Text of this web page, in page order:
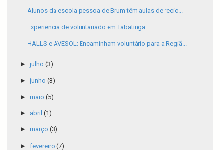
Alunos da escola pessoa de Brum têm aulas de recic...
Experiência de voluntariado em Tabatinga.
HALLS e AVESOL: Encaminham voluntário para a Regiã...
► julho (3)
► junho (3)
► maio (5)
► abril (1)
► março (3)
► fevereiro (7)